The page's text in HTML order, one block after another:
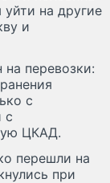
на другие
и
на перевозки:
с
с
ЦКАД.
перешли на
при